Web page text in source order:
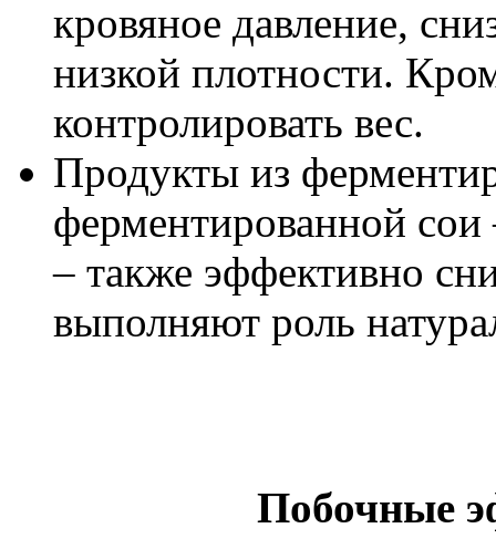
кровяное давление,
низкой плотности.
контролировать вес.
Продукты из
ферментированной сои
– также эффективно
выполняют роль
Побочные